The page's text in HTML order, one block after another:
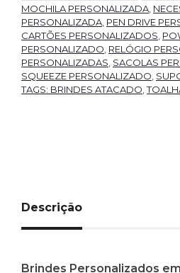
MOCHILA PERSONALIZADA
PERSONALIZADA PEN DRIVE
CARTÕES PERSONALIZADOS
PERSONALIZADO RELÓGIO
PERSONALIZADAS SACOLAS
SQUEEZE PERSONALIZADO
TAGS: BRINDES ATACADO ,
Descrição
Brindes Personalizados